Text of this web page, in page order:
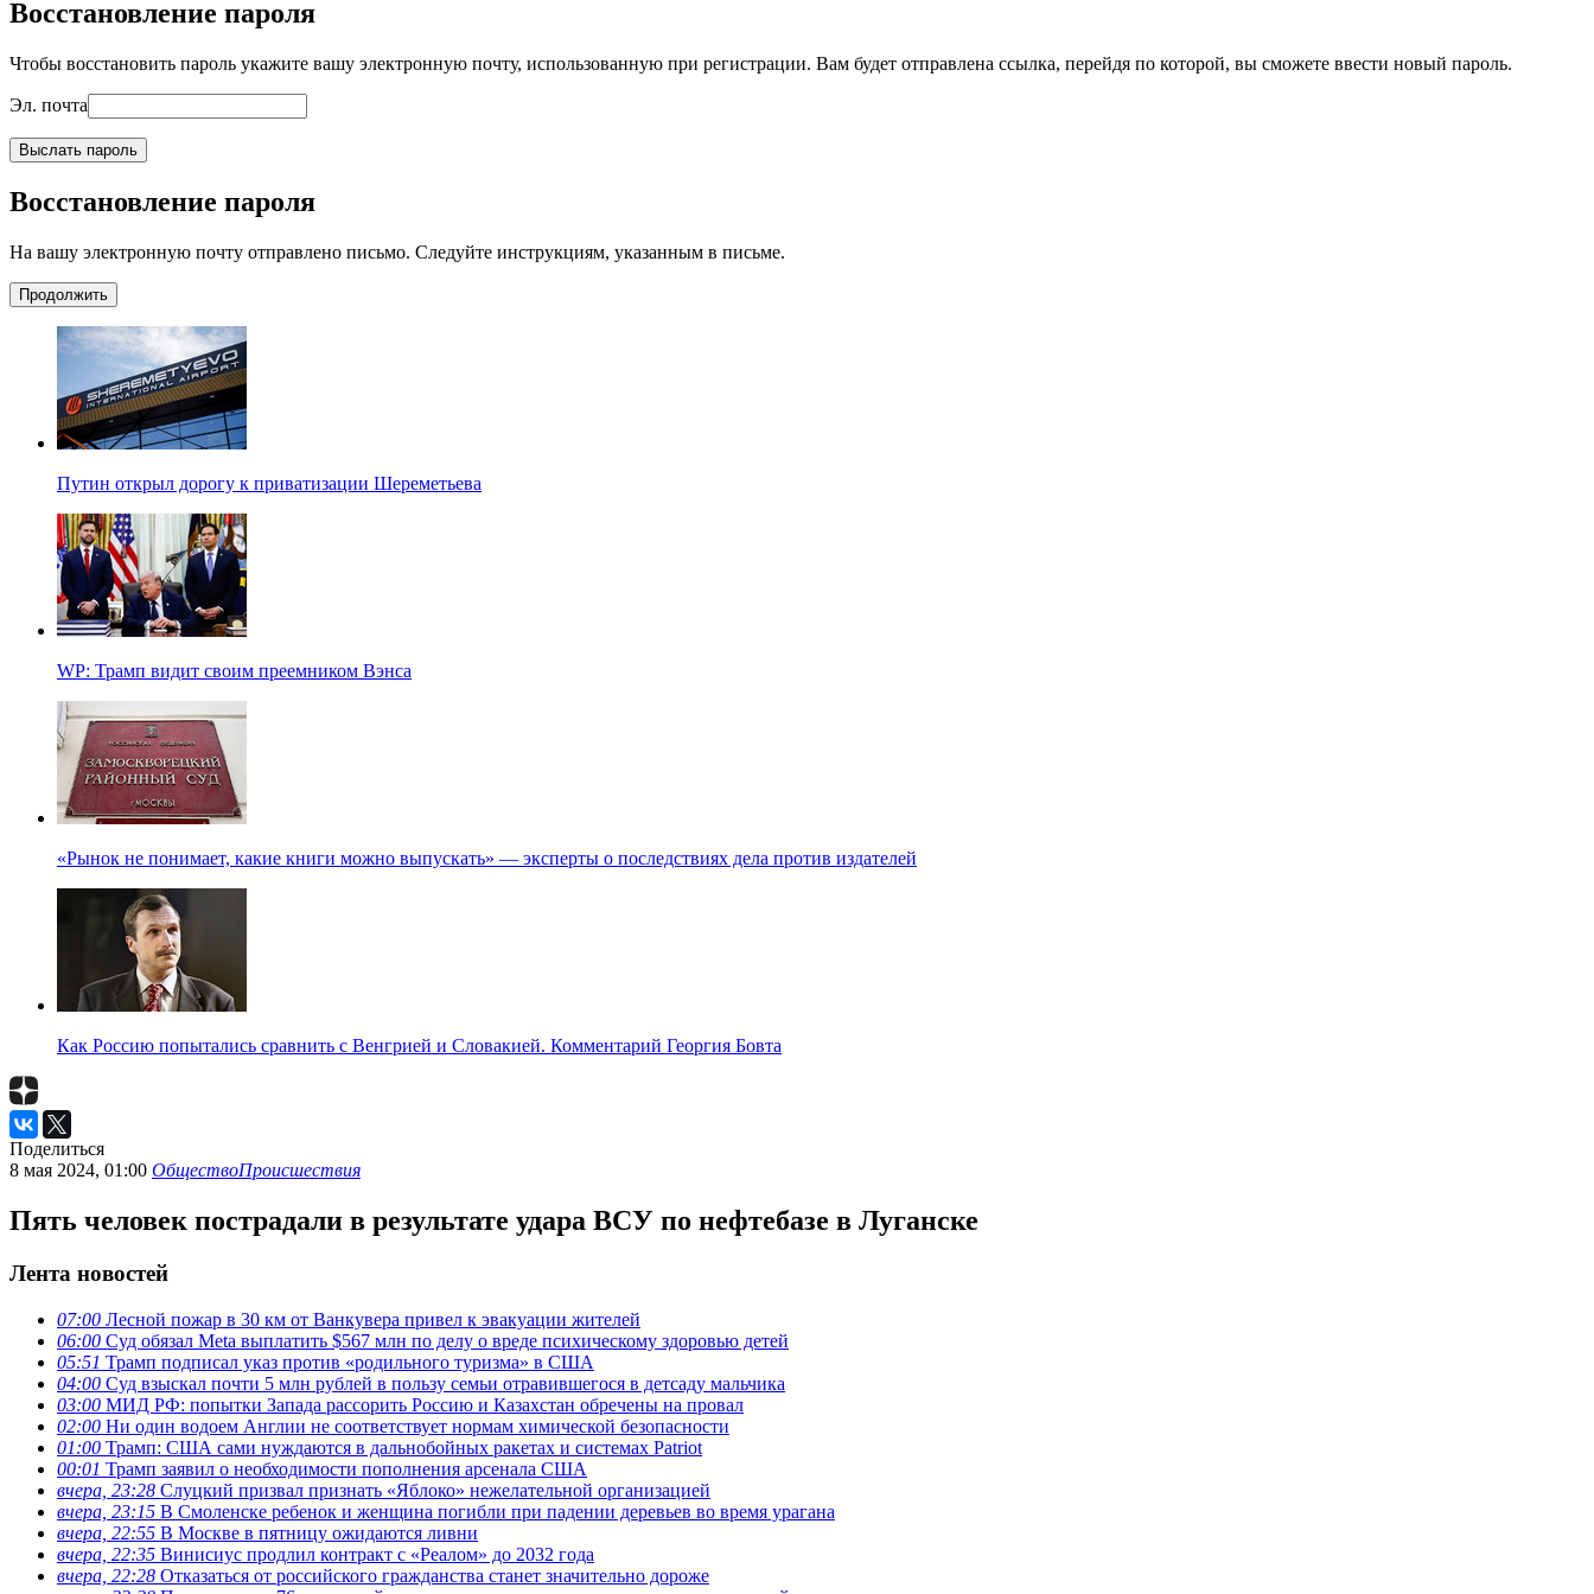
Восстановление пароля
Чтобы восстановить пароль укажите вашу электронную почту, использованную при регистрации. Вам будет отправлена ссылка, перейдя по которой, вы сможете ввести новый пароль.
Эл. почта
Выслать пароль
Восстановление пароля
На вашу электронную почту отправлено письмо. Следуйте инструкциям, указанным в письме.
Продолжить
Путин открыл дорогу к приватизации Шереметьева
WP: Трамп видит своим преемником Вэнса
«Рынок не понимает, какие книги можно выпускать» — эксперты о последствиях дела против издателей
Как Россию попытались сравнить с Венгрией и Словакией. Комментарий Георгия Бовта
Поделиться
8 мая 2024, 01:00 ОбществоПроисшествия
Пять человек пострадали в результате удара ВСУ по нефтебазе в Луганске
Лента новостей
07:00 Лесной пожар в 30 км от Ванкувера привел к эвакуации жителей
06:00 Суд обязал Meta выплатить $567 млн по делу о вреде психическому здоровью детей
05:51 Трамп подписал указ против «родильного туризма» в США
04:00 Суд взыскал почти 5 млн рублей в пользу семьи отравившегося в детсаду мальчика
03:00 МИД РФ: попытки Запада рассорить Россию и Казахстан обречены на провал
02:00 Ни один водоем Англии не соответствует нормам химической безопасности
01:00 Трамп: США сами нуждаются в дальнобойных ракетах и системах Patriot
00:01 Трамп заявил о необходимости пополнения арсенала США
вчера, 23:28 Слуцкий призвал признать «Яблоко» нежелательной организацией
вчера, 23:15 В Смоленске ребенок и женщина погибли при падении деревьев во время урагана
вчера, 22:55 В Москве в пятницу ожидаются ливни
вчера, 22:35 Винисиус продлил контракт с «Реалом» до 2032 года
вчера, 22:28 Отказаться от российского гражданства станет значительно дороже